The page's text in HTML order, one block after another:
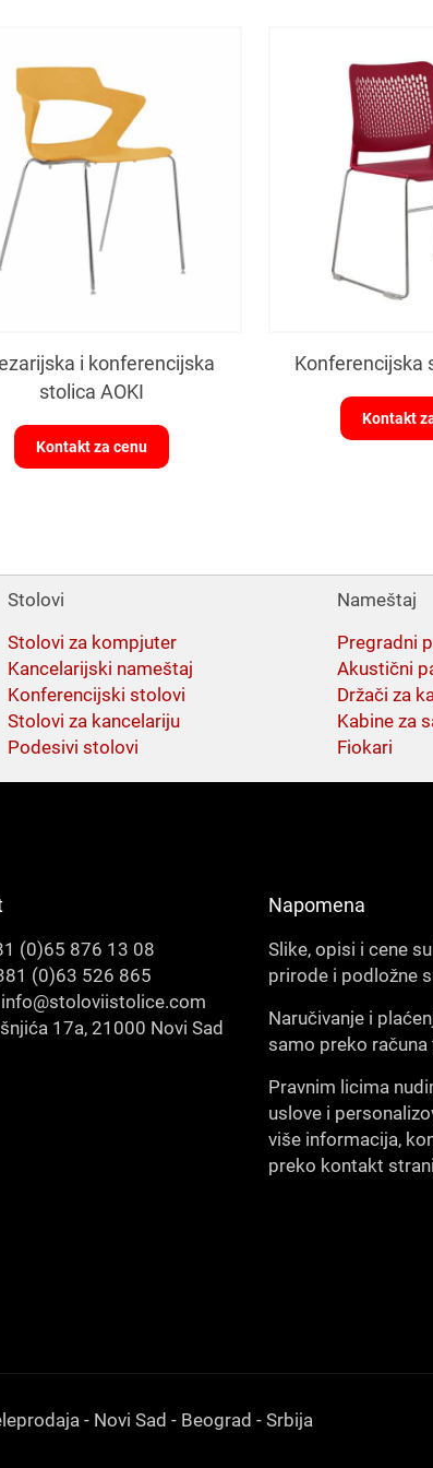
i konferencijska
stolica AOKI
Kontakt za cenu
Konferencijska
Kontakt
Stolovi
Stolovi za kompjuter
Kancelarijski nameštaj
Konferencijski stolovi
Stolovi za kancelariju
Podesivi stolovi
Nameštaj
Pregradni
Akustični
Držači za
Kabine za
Fiokari
(0)65 876 13 08
(0)63 526 865
info@stoloviistolice.com
17a, 21000 Novi Sad
Napomena
Slike, opisi i cene
prirode i podložne
Naručivanje i
samo preko računa
Pravnim licima
uslove i
više informacija,
preko kontakt
- Novi Sad - Beograd - Srbija